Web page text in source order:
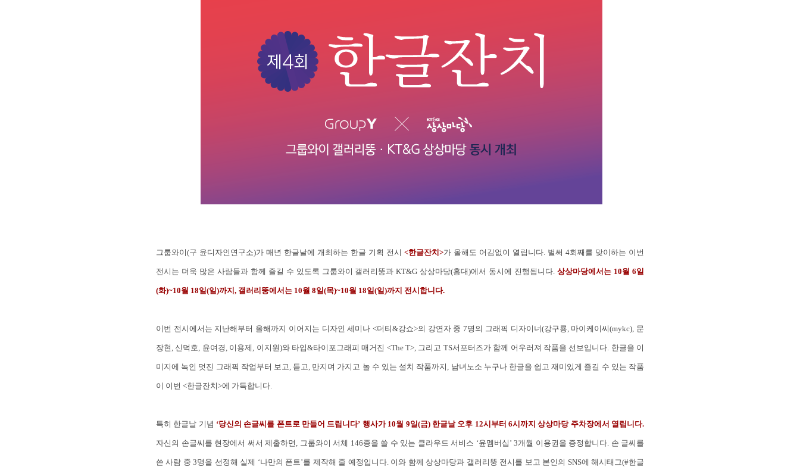
그룹와이(구 윤디자인연구소)가 매년 한글날에 개최하는 한글 기획 전시 <한글잔치>가 올해도 어김없이 열립니다. 벌써 4회째를 맞이하는 이번
전시는 더욱 많은 사람들과 함께 즐길 수 있도록 그룹와이 갤러리뚱과 KT&G 상상마당(홍대)에서 동시에 진행됩니다.상상마당에서는 10월 6일
(화)~10월 18일(일)까지, 갤러리뚱에서는 10월 8일(목)~10월 18일(일)까지 전시합니 다.
이번 전시에서는 지난해부터 올해까지 이어지는 디자인 세미나 <더티&강쇼>의 강연자 중 7명의 그래픽 디자이너(강구룡, 마이케이씨(mykc), 문
장현, 신덕호, 윤여경, 이용제, 이지원)와 타입&타이포그래피 매거진 <The T>, 그리고 TS서포터즈가 함께 어우러져 작품을 선보입니다. 한글을 이
미지에 녹인 멋진 그래픽 작업부터 보고, 듣고, 만지며 가지고 놀 수 있는 설치 작품까지, 남녀노소 누구나 한글을 쉽고 재미있게 즐길 수 있는 작품
이 이번 <한글잔치>에 가득합니다.
특히 한글날 기념 ‘당신의 손글씨를 폰트로 만들어 드립니다’ 행사가 10월 9일(금) 한글날 오후 12시부터 6시까지 상상마당 주차장에서 열립니 다.
자신의 손글씨를 현장에서 써서 제출하면, 그룹와이 서체 146종을 쓸 수 있는 클라우드 서비스 ‘윤멤버십’ 3개월 이용권을 증정합니다. 손 글씨를
쓴 사람 중 3명을 선정해 실제 ‘나만의 폰트’를 제작해 줄 예정입니다. 이와 함께 상상마당과 갤러리뚱 전시를 보고 본인의 SNS에 해시태그(#한글